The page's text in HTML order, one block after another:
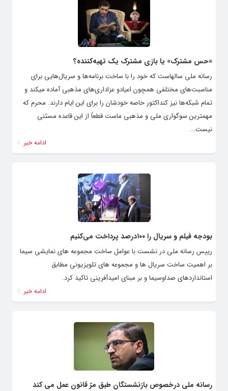
«حس­ مشترک» یا بازی مشترک یک تهیه‌کننده؟
رسانه ملی سال­هاست که خود را با ساخت برنامه­‌ها و سریال­‌هایی برای
مناسبت­‌های مختلفی همچون اعیادو عزاداری‌­های مذهبی آماده می­کند و
تمام شبکه‌­ها نیز کنداکتور خاصه خودشان را برای این ایام دارند. محرم که
مهم­ترین سوگواری ملی و مذهبی ماست قطعاً از این قاعده مسثنی
نیست...
ادامه خبر
بودجه فیلم و سریال را ۱۰۰درصد پرداخت می‌کنیم
رییس رسانه ملی در نشست با عوامل ساخت مجموعه های نمایشی سیما
بر اهمیت ساخت سریال ها و مجموعه های تلویزیونی مطابق
استانداردهای صداوسیما و بر مبنای امیدآفرینی تاکید کرد.
ادامه خبر
رسانه ملی درخصوص بازنشستگان طبق مرّ قانون عمل می کند